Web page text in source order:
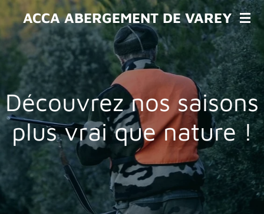
Passer
au
contenu
principal
ACCA ABERGEMENT DE VAREY
Découvrez nos saisons
plus vrai que nature !